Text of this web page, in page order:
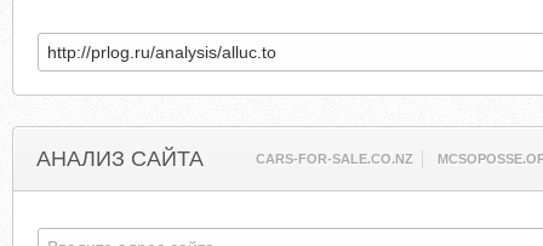
АНАЛИЗ САЙТА CARS-FOR-SALE.CO.NZ